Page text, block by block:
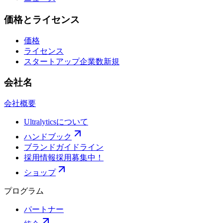
価格とライセンス
価格
ライセンス
スタートアップ企業数新規
会社名
会社概要
Ultralyticsについて
ハンドブック
ブランドガイドライン
採用情報採用募集中！
ショップ
プログラム
パートナー